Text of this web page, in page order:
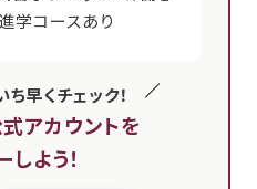
学コースあり
早くチェック！
アカウントを
しよう！